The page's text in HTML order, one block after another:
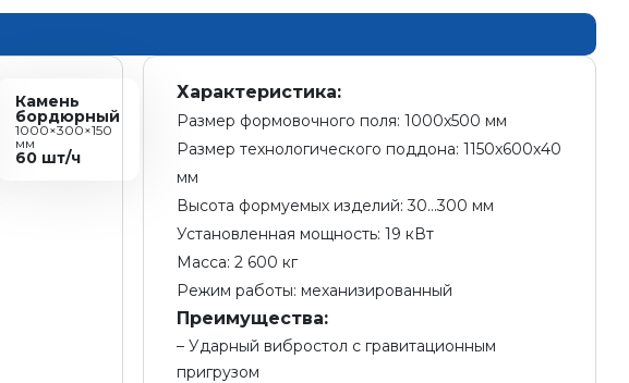
Камень
бордюрный
1000×300×150
мм
60 шт/ч
Характеристика:
Размер формовочного поля: 1000х500 мм
Размер технологического поддона: 1150х600х40
мм
Высота формуемых изделий: 30...300 мм
Установленная мощность: 19 кВт
Масса: 2 600 кг
Режим работы: механизированный
Преимущества:
Ударный вибростол с гравитационным
пригрузом